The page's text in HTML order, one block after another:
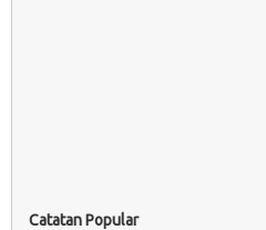
Catatan Popular